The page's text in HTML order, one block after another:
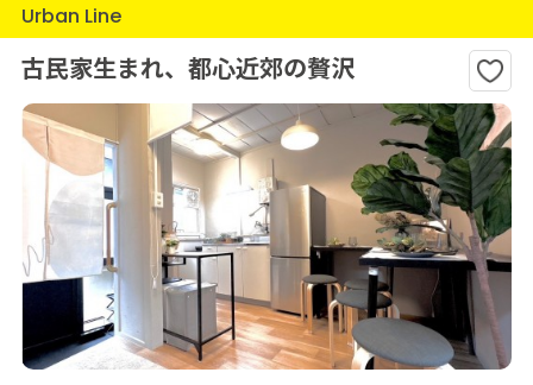
Urban Line
古民家生まれ、都心近郊の贅沢